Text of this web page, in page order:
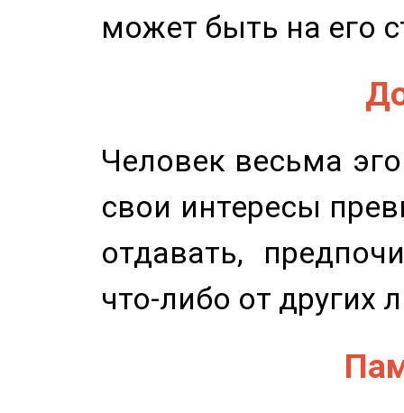
может быть на его
Человек весьма
свои интересы
отдавать,
что-либо от других